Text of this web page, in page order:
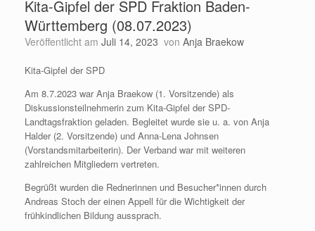
Kita-Gipfel der SPD Fraktion Baden-
Württemberg (08.07.2023)
Veröffentlicht am Juli 14, 2023 von Anja Braekow
Kita-Gipfel der SPD
Am 8.7.2023 war Anja Braekow (1. Vorsitzende) als
Diskussionsteilnehmerin zum Kita-Gipfel der SPD-
Landtagsfraktion geladen. Begleitet wurde sie u. a. von Anja
Halder (2. Vorsitzende) und Anna-Lena Johnsen
(Vorstandsmitarbeiterin). Der Verband war mit weiteren
zahlreichen Mitgliedern vertreten.
Begrüßt wurden die Rednerinnen und Besucher*innen durch
Andreas Stoch der einen Appell für die Wichtigkeit der
frühkindlichen Bildung aussprach.